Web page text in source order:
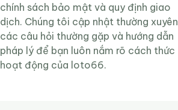
chính sách bảo mật và quy định giao
dịch. Chúng tôi cập nhật thường xuyên
các câu hỏi thường gặp và hướng dẫn
pháp lý để bạn luôn nắm rõ cách thức
hoạt động của loto66.